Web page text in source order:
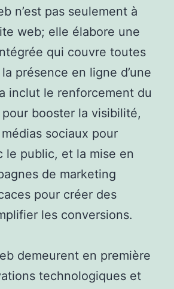
n’est pas seulement à
web; elle élabore une
qui couvre toutes
présence en ligne d’une
inclut le renforcement du
booster la visibilité,
sociaux pour
le public, et la mise en
de marketing
pour créer des
les conversions.
demeurent en première
technologiques et